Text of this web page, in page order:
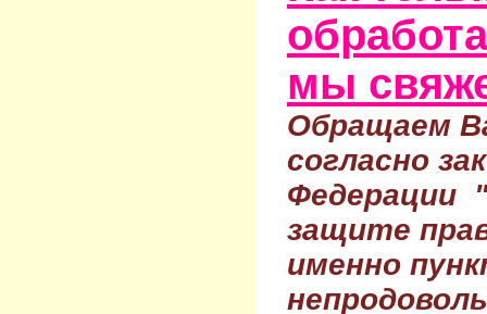
мы
Обращаем
согласно
Федерации
защите
именно